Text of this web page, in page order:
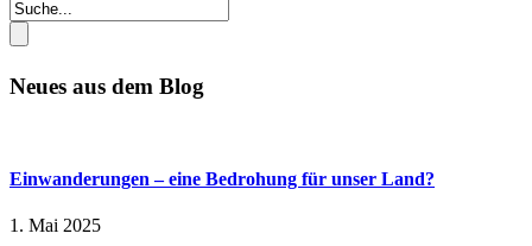
Neues aus dem Blog
Einwanderungen – eine Bedrohung für unser Land?
1. Mai 2025